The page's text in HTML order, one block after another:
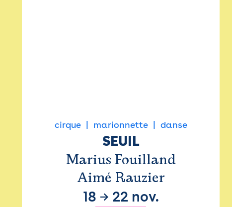
cirque marionnette danse
SEUIL
Marius Fouilland
Aimé Rauzier
18 → 22 nov.